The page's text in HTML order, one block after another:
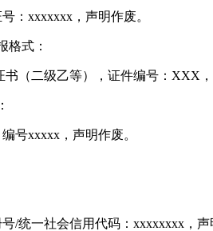
：xxxxxxx，声明作废。
格式：
（二级乙等），证件编号：XXX，
号xxxxx，声明作废。
/统一社会信用代码：xxxxxxxx，声